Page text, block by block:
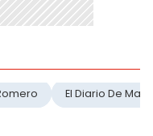
El Diario De